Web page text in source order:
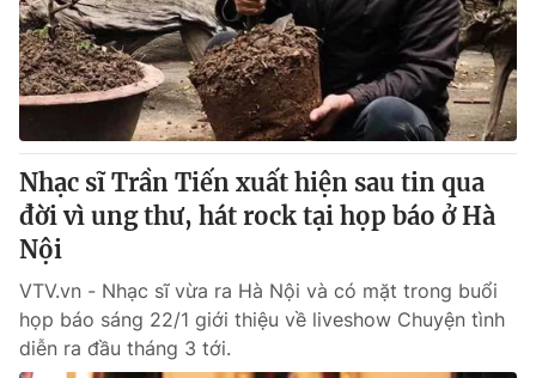
Nhạc sĩ Trần Tiến xuất hiện sau tin qua
đời vì ung thư, hát rock tại họp báo ở Hà
Nội
VTV.vn - Nhạc sĩ vừa ra Hà Nội và có mặt trong buổi
họp báo sáng 22/1 giới thiệu về liveshow Chuyện tình
diễn ra đầu tháng 3 tới.